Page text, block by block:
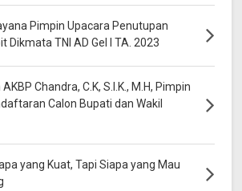
Pimpin Upacara Penutupan
Dikmata TNI AD Gel I TA. 2023
Chandra, C.K, S.I.K., M.H, Pimpin
Calon Bupati dan Wakil
yang Kuat, Tapi Siapa yang Mau